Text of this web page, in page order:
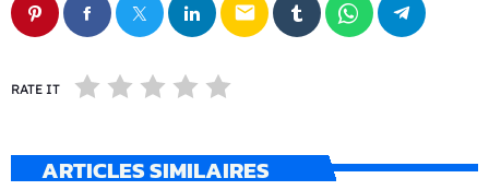
email
RATE IT
ARTICLES SIMILAIRES